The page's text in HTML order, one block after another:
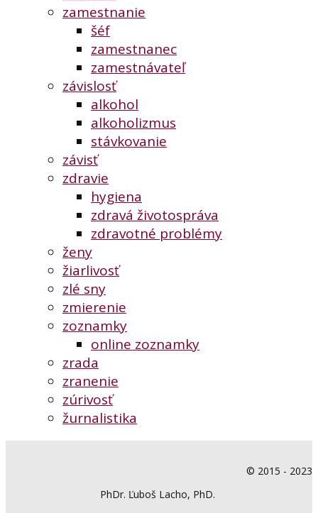
zamestnanie
šéf
zamestnanec
zamestnávateľ
závislosť
alkohol
alkoholizmus
stávkovanie
závisť
zdravie
hygiena
zdravá životospráva
zdravotné problémy
ženy
žiarlivosť
zlé sny
zmierenie
zoznamky
online zoznamky
zrada
zranenie
zúrivosť
žurnalistika
© 2015 - 2023
PhDr. Ľuboš Lacho, PhD.